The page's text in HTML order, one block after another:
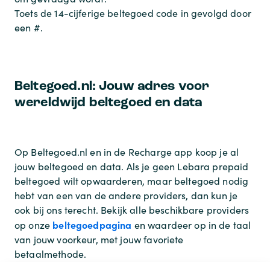
Toets de 14-cijferige beltegoed code in gevolgd door
een #.
Beltegoed.nl: Jouw adres voor
wereldwijd beltegoed en data
Op Beltegoed.nl en in de Recharge app koop je al
jouw beltegoed en data. Als je geen Lebara prepaid
beltegoed wilt opwaarderen, maar beltegoed nodig
hebt van een van de andere providers, dan kun je
ook bij ons terecht. Bekijk alle beschikbare providers
op onze beltegoedpagina en waardeer op in de taal
van jouw voorkeur, met jouw favoriete
betaalmethode.